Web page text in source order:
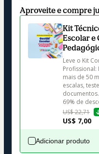
Aproveite e compre
Kit
Escolar e
Leve o Kit
Profissional:
mais de 50
escalas,
US$ 22,71
US$ 7,00
Adicionar produto